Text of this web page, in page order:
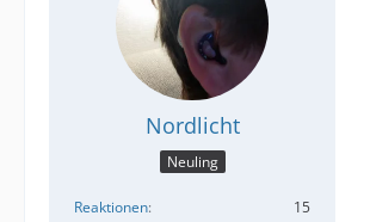
Nordlicht
Neuling
Reaktionen
15